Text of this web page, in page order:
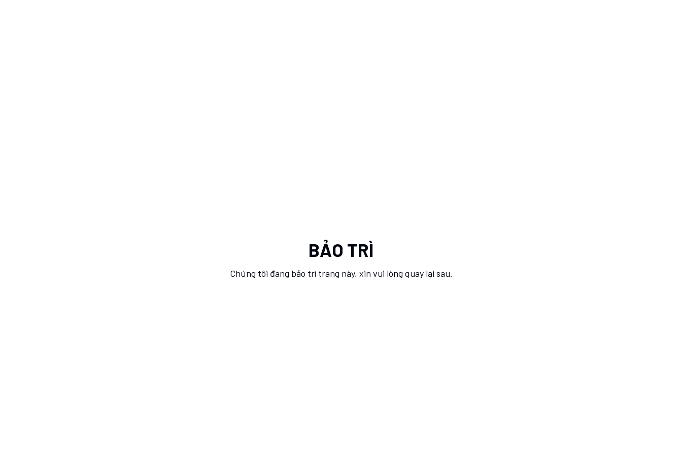
BẢO TRÌ
Chúng tôi đang bảo trì trang này, xin vui lòng quay lại sau.